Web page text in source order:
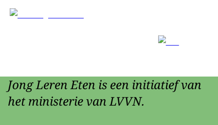
Jong Leren Eten is een initiatief van
het ministerie van LVVN.